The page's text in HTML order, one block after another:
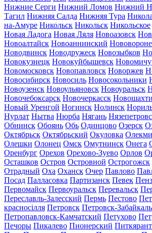
Нижние Серги Нижний Ломов Нижний
Тагил Нижняя Салда Нижняя Тура
на-Амуре Никольск Никольск Никольское
Новая Ладога Новая Ляля Новоазовск
Новоалтайск Новоаннинский
Новодвинск Новодружеск Новозыбков
Новокузнецк Новокуйбышевск
Новомосковск Новопавловск Новоржев
Новосибирск Новосиль Новосокольники
Новоузенск Новоульяновск Новоуральск
Новочебоксарск Новочеркасск
Новый Уренгой Ногинск Нолинск
Нурлат Нытва Нюрба Нягань
Обнинск Обоянь Обь Одинцово Озерск
Октябрьск Октябрьский Окуловка
Олешки Олонец Омск Омутнинск Онега
Оренбург Орехов Орехово-Зуево Орлов
Осташков Остров Островной Острогожск
Отрадный Оха Оханск Очер Павлово
Посад Палласовка Партизанск Певек
Первомайск Первоуральск Перевальск
Переславль-Залесский Пермь Пестово
красносілля Петровск Петровск-
Петропавловск-Камчатский Петухово
Печоры Пикалево Пионерский